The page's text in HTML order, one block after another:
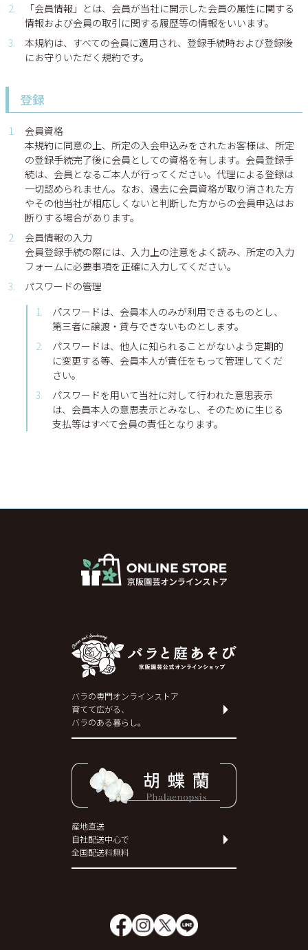
「会員情報」とは、会員が当社に開示した会員の属性に関する
情報および会員の取引に関する履歴等の情報をいいます。
本規約は、すべての会員に適用され、登録手続時および登録後
にお守りいただく規約です。
登録
会員資格
本規約に同意の上、所定の入会申込みをされたお客様は、所定
の登録手続完了後に会員としての資格を有します。会員登録手
続は、会員となるご本人が行ってください。代理による登録は
一切認められません。なお、過去に会員資格が取り消された方
やその他当社が相応しくないと判断した方からの会員申込はお
断りする場合があります。
会員情報の入力
会員登録手続の際には、入力上の注意をよく読み、所定の入力
フォームに必要事項を正確に入力してください。
パスワードの管理
パスワードは、会員本人のみが利用できるものとし、
第三者に譲渡・貸与できないものとします。
パスワードは、他人に知られることがないよう定期的
に変更する等、会員本人が責任をもって管理してくだ
さい。
パスワードを用いて当社に対して行われた意思表示
は、会員本人の意思表示とみなし、そのために生じる
支払等はすべて会員の責任となります。
バラの専門オンラインストア
育てて広がる、
バラのある暮らし。
産地直送
自社配送中心で
全国配送料無料